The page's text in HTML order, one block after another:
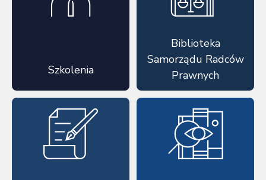
Szkolenia
Biblioteka
Samorządu Radców
Prawnych